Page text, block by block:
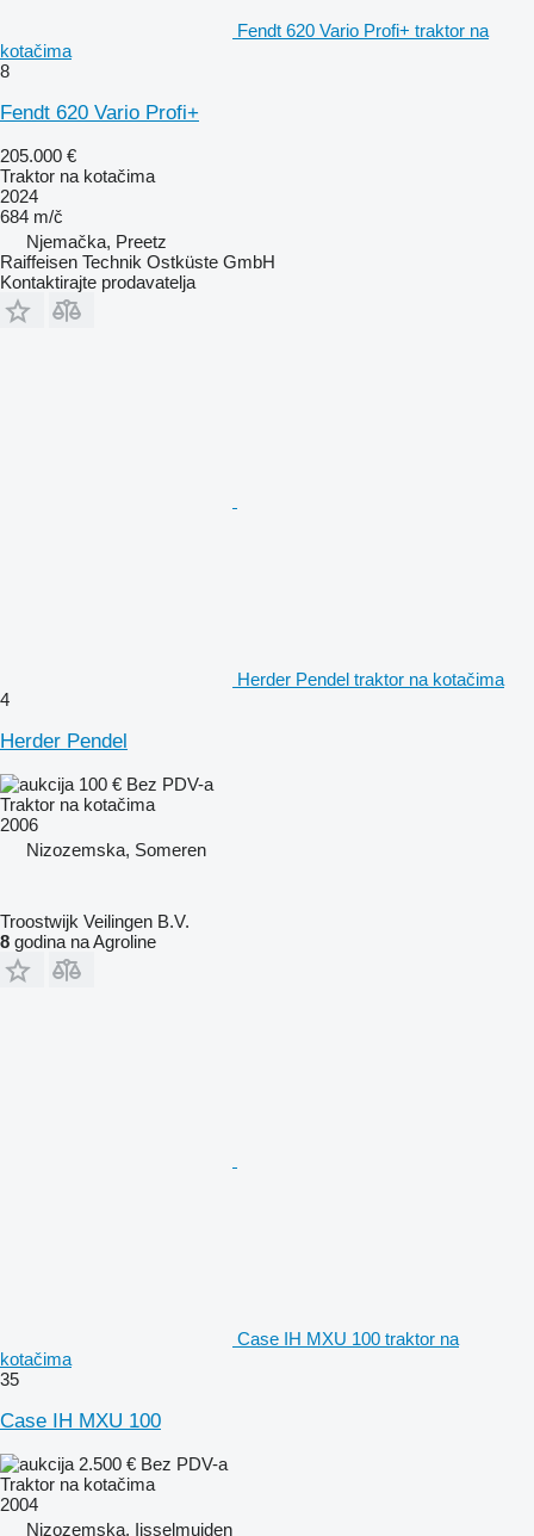
Fendt 620 Vario Profi+ traktor na
kotačima
8
Fendt 620 Vario Profi+
205.000 €
Traktor na kotačima
2024
684 m/č
Njemačka, Preetz
Raiffeisen Technik Ostküste GmbH
Kontaktirajte prodavatelja
Herder Pendel traktor na kotačima
4
Herder Pendel
100 € Bez PDV-a
Traktor na kotačima
2006
Nizozemska, Someren
Troostwijk Veilingen B.V.
8 godina na Agroline
Case IH MXU 100 traktor na
kotačima
35
Case IH MXU 100
2.500 € Bez PDV-a
Traktor na kotačima
2004
Nizozemska, Ijsselmuiden